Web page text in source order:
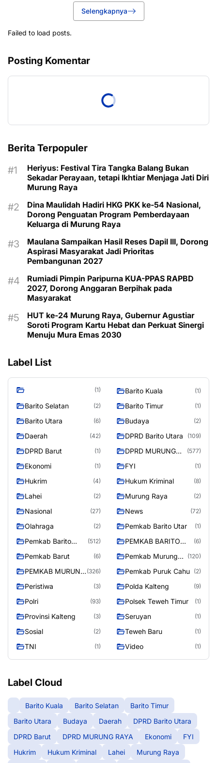
Selengkapnya
Failed to load posts.
Posting Komentar
Berita Terpopuler
Heriyus: Festival Tira Tangka Balang Bukan
Sekadar Perayaan, tetapi Ikhtiar Menjaga Jati Diri
Murung Raya
Dina Maulidah Hadiri HKG PKK ke-54 Nasional,
Dorong Penguatan Program Pemberdayaan
Keluarga di Murung Raya
Maulana Sampaikan Hasil Reses Dapil III, Dorong
Aspirasi Masyarakat Jadi Prioritas
Pembangunan 2027
Rumiadi Pimpin Paripurna KUA-PPAS RAPBD
2027, Dorong Anggaran Berpihak pada
Masyarakat
HUT ke-24 Murung Raya, Gubernur Agustiar
Soroti Program Kartu Hebat dan Perkuat Sinergi
Menuju Mura Emas 2030
Label List
(1) Barito Kuala (1)
Barito Selatan (2) Barito Timur (1)
Barito Utara (6) Budaya (2)
Daerah (42) DPRD Barito Utara (109)
DPRD Barut (1)
DPRD MURUNG
(577)
Ekonomi (1) FYI (1)
Hukrim (4) Hukum Kriminal (8)
Lahei (2) Murung Raya (2)
Nasional (27) News (72)
Olahraga (2) Pemkab Barito Utar (1)
Pemkab Barito
(512)
PEMKAB BARITO
(6)
Pemkab Barut (6)
Pemkab Murung
(120)
PEMKAB MURUNG (326) Pemkab Puruk Cahu (2)
Peristiwa (3) Polda Kalteng (9)
Polri (93) Polsek Teweh Timur (1)
Provinsi Kalteng (3) Seruyan (1)
Sosial (2) Teweh Baru (1)
TNI (1) Video (1)
Label Cloud
Barito Kuala Barito Selatan
Barito Timur
Barito Utara
Budaya Daerah
DPRD Barito Utara
DPRD Barut
DPRD MURUNG RAYA Ekonomi
FYI
Hukrim
Hukum Kriminal Lahei
Murung Raya